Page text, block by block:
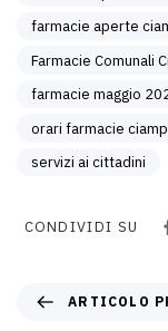
farmacie aperte
Farmacie Comunali
farmacie maggio
orari farmacie
servizi ai cittadini
CONDIVIDI SU
ARTICOLO